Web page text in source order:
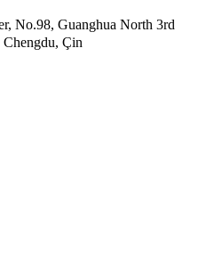
No.98, Guanghua North 3rd
Çin